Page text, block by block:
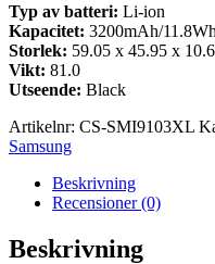
Typ av batteri: Li-ion
Kapacitet: 3200mAh/11.8Wh
Storlek: 59.05 x 45.95 x
Vikt: 81.0
Utseende: Black
Artikelnr: CS-SMI9103XL
Samsung
Beskrivning
Recensioner (0)
Beskrivning